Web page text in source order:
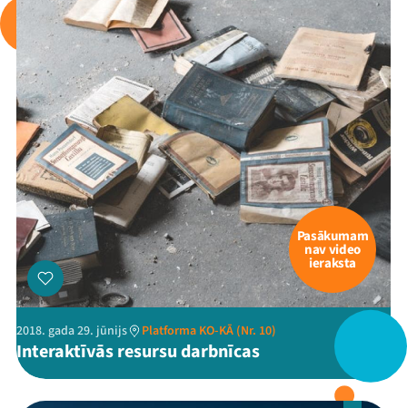
Pasākumam
nav video
ieraksta
2018. gada 29. jūnijs Platforma KO-KĀ (Nr. 10)
Interaktīvās resursu darbnīcas